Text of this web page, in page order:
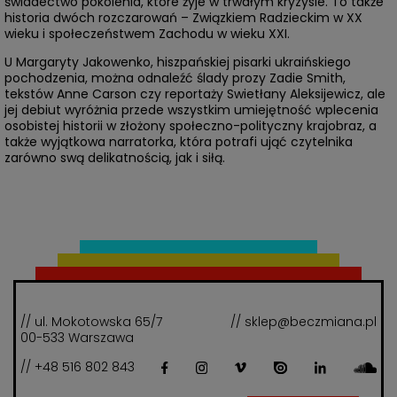
historia dwóch rozczarowań – Związkiem Radzieckim w XX
wieku i społeczeństwem Zachodu w wieku XXI.
U Margaryty Jakowenko, hiszpańskiej pisarki ukraińskiego
pochodzenia, można odnaleźć ślady prozy Zadie Smith,
tekstów Anne Carson czy reportaży Swietłany Aleksijewicz, ale
jej debiut wyróżnia przede wszystkim umiejętność wplecenia
osobistej historii w złożony społeczno-polityczny krajobraz, a
także wyjątkowa narratorka, która potrafi ująć czytelnika
zarówno swą delikatnością, jak i siłą.
// ul. Mokotowska 65/7
00-533 Warszawa
// sklep@beczmiana.pl
// +48 516 802 843